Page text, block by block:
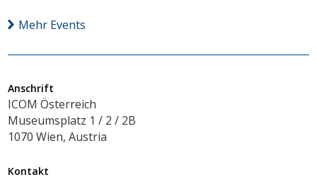
Mehr Events
Anschrift
ICOM Österreich
Museumsplatz 1 / 2 / 2B
1070 Wien, Austria
Kontakt